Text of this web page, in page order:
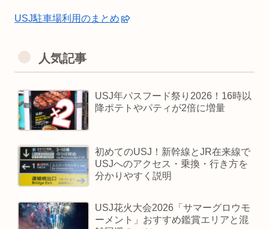
USJ駐車場利用のまとめ
人気記事
USJ年パスフード祭り2026！16時以
降ポテトやパティが2倍に増量
初めてのUSJ！新幹線とJR在来線で
USJへのアクセス・乗換・行き方を
分かりやすく説明
USJ花火大会2026「サマーグロウモ
ーメント」おすすめ鑑賞エリアと混